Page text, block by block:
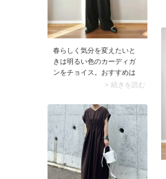
春らしく気分を変えたいと
きは明るい色のカーディガ
ンをチョイス。おすすめは
パキッとしたレッドのカー
コーデをいつもより華やか
な印象に仕上げてくれます
よ。襟付きのブラウスと上
品にまとめても素敵。
> 続きを読む